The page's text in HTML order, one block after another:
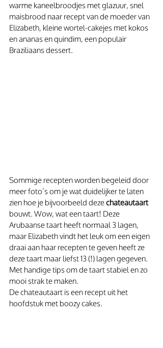
warme kaneelbroodjes met glazuur, snel
maisbrood naar recept van de moeder van
Elizabeth, kleine wortel-cakejes met kokos
en ananas en quindim, een populair
Braziliaans dessert.
Sommige recepten worden begeleid door
meer foto’s om je wat duidelijker te laten
zien hoe je bijvoorbeeld deze chateautaart
bouwt. Wow, wat een taart! Deze
Arubaanse taart heeft normaal 3 lagen,
maar Elizabeth vindt het leuk om een eigen
draai aan haar recepten te geven heeft ze
deze taart maar liefst 13 (!) lagen gegeven.
Met handige tips om de taart stabiel en zo
mooi strak te maken.
De chateautaart is een recept uit het
hoofdstuk met boozy cakes.